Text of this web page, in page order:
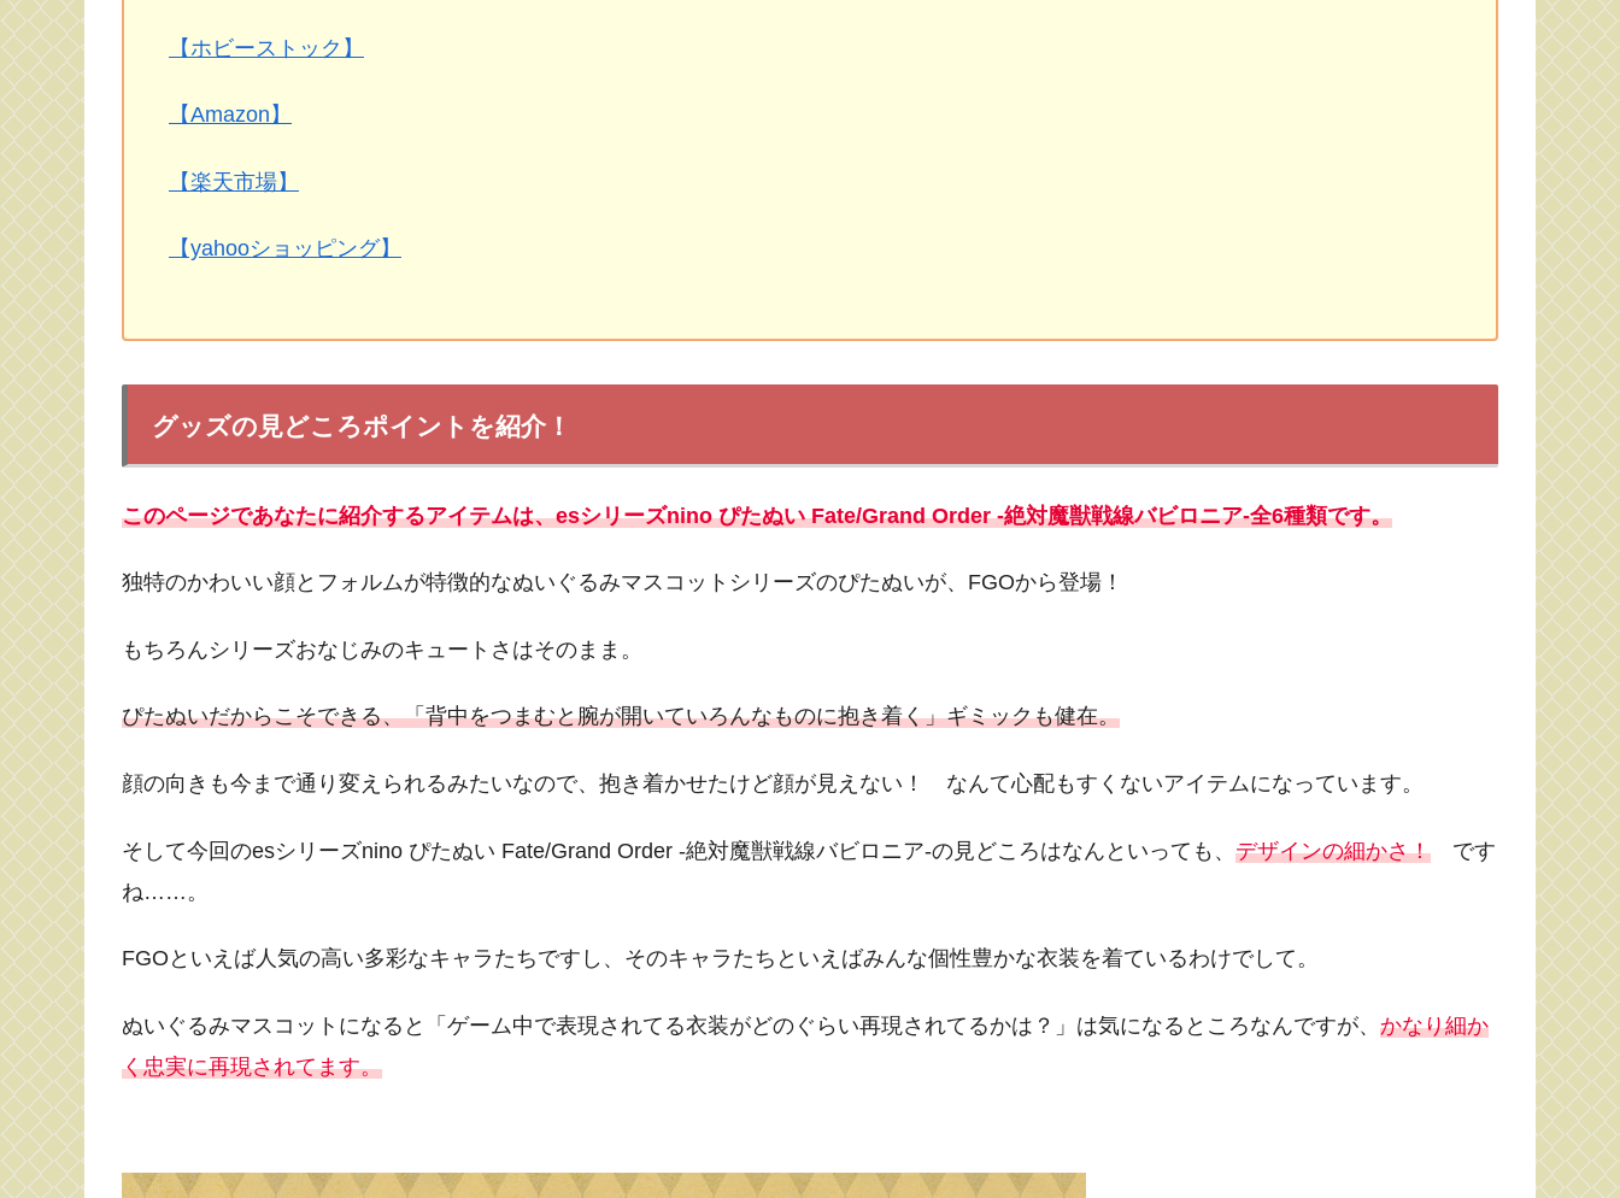
【ホビーストック】
【Amazon】
【楽天市場】
【yahooショッピング】
グッズの見どころポイントを紹介！
このページであなたに紹介するアイテムは、esシリーズnino ぴたぬい Fate/Grand Order -絶対魔獣戦線バビロニア-全6種類です。
独特のかわいい顔とフォルムが特徴的なぬいぐるみマスコットシリーズのぴたぬいが、FGOから登場！
もちろんシリーズおなじみのキュートさはそのまま。
ぴたぬいだからこそできる、「背中をつまむと腕が開いていろんなものに抱き着く」ギミックも健在。
顔の向きも今まで通り変えられるみたいなので、抱き着かせたけど顔が見えない！ なんて心配もすくないアイテムになっています。
そして今回のesシリーズnino ぴたぬい Fate/Grand Order -絶対魔獣戦線バビロニア-の見どころはなんといっても、 デザインの細かさ！ です
ね……。
FGOといえば人気の高い多彩なキャラたちですし、そのキャラたちといえばみんな個性豊かな衣装を着ているわけでして。
ぬいぐるみマスコットになると「ゲーム中で表現されてる衣装がどのぐらい再現されてるかは？」は気になるところなんですが、 かなり細か
く忠実に再現されてます。